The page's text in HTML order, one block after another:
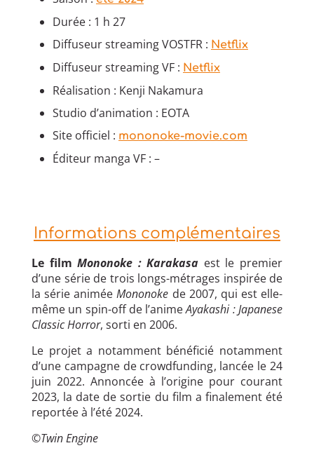
Durée : 1 h 27
Diffuseur streaming VOSTFR : Netflix
Diffuseur streaming VF : Netflix
Réalisation : Kenji Nakamura
Studio d’animation : EOTA
Site officiel : mononoke-movie.com
Éditeur manga VF : –
Informations complémentaires
Le filmMononoke : Karakasa est le premier
d’une série de trois longs-métrages inspirée de
la série animéeMononoke de 2007, qui est elle-
même un spin-off de l’animeAyakashi : Japanese
Classic Horror, sorti en 2006.
Le projet a notamment bénéficié notamment
d’une campagne de crowdfunding, lancée le 24
juin 2022. Annoncée à l’origine pour courant
2023, la date de sortie du film a finalement été
reportée à l’été 2024.
©Twin Engine